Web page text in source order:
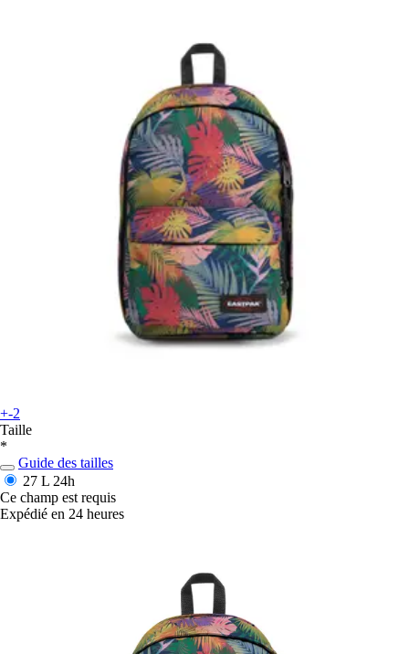
+-2
Taille
*
Guide des tailles
27 L 24h
Ce champ est requis
Expédié en 24 heures